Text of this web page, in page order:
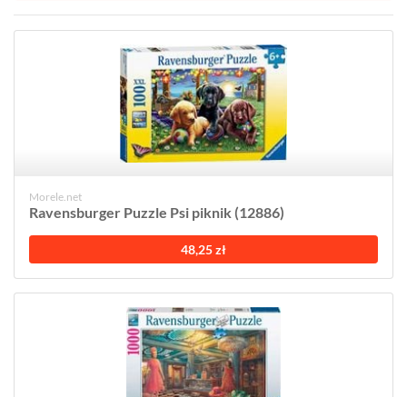
Morele.net
Ravensburger Puzzle Psi piknik (12886)
48,25 zł